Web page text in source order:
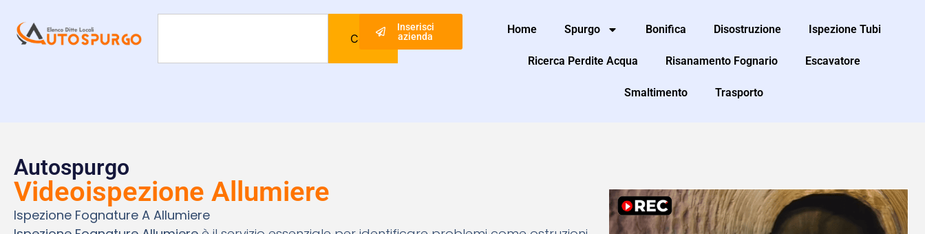
Cerca
Inserisci
azienda
Home Spurgo Bonifica Disostruzione Ispezione Tubi
Ricerca Perdite Acqua Risanamento Fognario Escavatore
Smaltimento Trasporto
Autospurgo
Videoispezione Allumiere
Ispezione Fognature A Allumiere